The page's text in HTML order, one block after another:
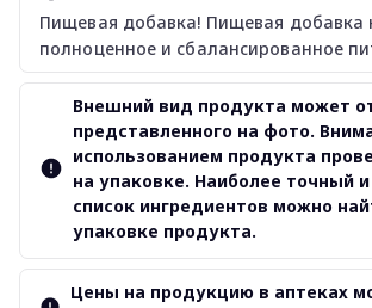
Пищевая добавка! Пищевая добавка
полноценное и сбалансированное
Внешний вид продукта может
представленного на фото.
использованием продукта
на упаковке. Наиболее точный
список ингредиентов можно
упаковке продукта.
Цены на продукцию в аптеках